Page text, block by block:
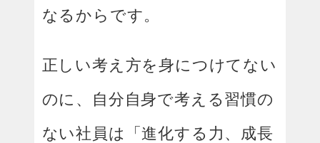
なるからです。
正しい考え方を身につけてない
のに、自分自身で考える習慣の
ない社員は「進化する力、成長